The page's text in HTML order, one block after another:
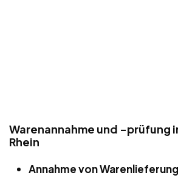
Warenannahme und -prüfung
Rhein
Annahme von